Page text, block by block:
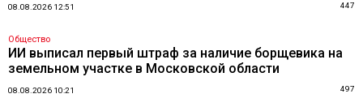
08.08.2026 12:51 447
Общество
ИИ выписал первый штраф за наличие борщевика на
земельном участке в Московской области
08.08.2026 10:21 497